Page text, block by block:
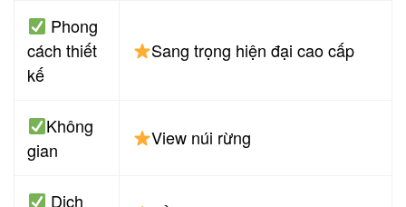
Phong
cách thiết
kế
Sang trọng hiện đại cao cấp
Không
gian
View núi rừng
Dịch